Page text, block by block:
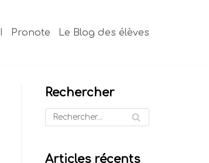
Pronote Le Blog des élèves
Rechercher
Articles récents